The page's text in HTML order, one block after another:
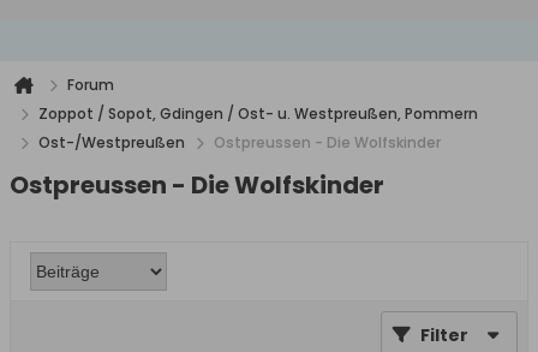
Forum
Zoppot / Sopot, Gdingen / Ost- u. Westpreußen, Pommern
Ost-/Westpreußen
Ostpreussen - Die Wolfskinder
Ostpreussen - Die Wolfskinder
Filter